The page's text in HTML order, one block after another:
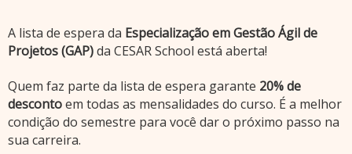
A lista de espera da Especialização em Gestão Ágil de
Projetos (GAP)da CESAR School está aberta!
Quem faz parte da lista de espera garante 20% de
descontoem todas as mensalidades do curso. É a melhor
condição do semestre para você dar o próximo passo na
sua carreira.